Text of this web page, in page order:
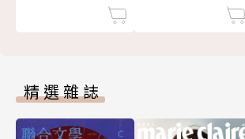
精選雜誌